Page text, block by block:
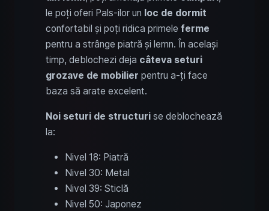
le poți oferi Pals-ilor un loc de dormit
confortabil și poți ridica primele ferme
pentru a strânge piatră și lemn. În același
timp, deblochezi deja câteva seturi
grozave de mobilier pentru a-ți face
baza să arate excelent.
Noi seturi de structuri se deblochează
la:
Nivel 18: Piatră
Nivel 30: Metal
Nivel 39: Sticlă
Nivel 50: Japonez